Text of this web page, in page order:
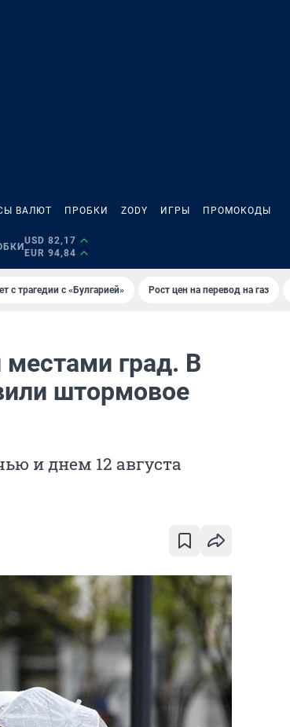
ВАЛЮТ ПРОБКИ ZODY ИГРЫ ПРОМОКОДЫ
USD 82,17
EUR 94,84
с трагедии с «Булгарией» Рост цен на перевод на газ
град. В
штормовое
и днем 12 августа